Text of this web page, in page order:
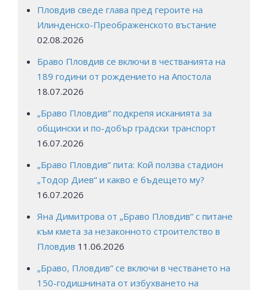
Пловдив сведе глава пред героите на
Илинденско-Преображенското въстание
02.08.2026
Браво Пловдив се включи в честванията на
189 години от рождението на Апостола
18.07.2026
„Браво Пловдив“ подкрепя исканията за
общински и по-добър градски транспорт
16.07.2026
„Браво Пловдив“ пита: Кой ползва стадион
„Тодор Диев“ и какво е бъдещето му?
16.07.2026
Яна Димитрова от „Браво Пловдив“ с питане
към кмета за незаконното строителство в
Пловдив 11.06.2026
„Браво, Пловдив“ се включи в честването на
150-годишнината от избухването на